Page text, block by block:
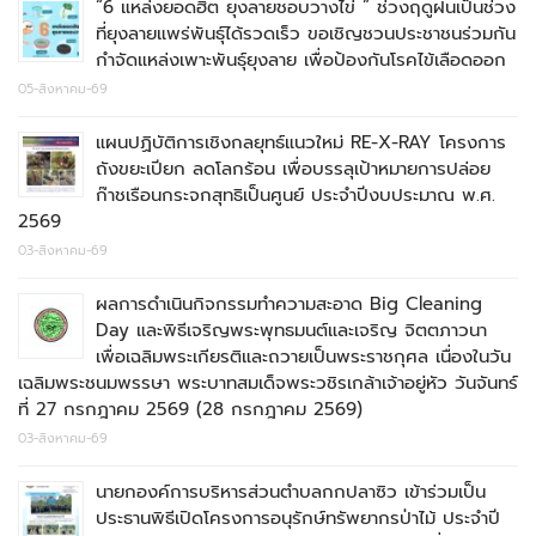
“6 แหล่งยอดฮิต ยุงลายชอบวางไข่ ” ช่วงฤดูฝนเป็นช่วง
ที่ยุงลายแพร่พันธุ์ได้รวดเร็ว ขอเชิญชวนประชาชนร่วมกัน
กำจัดแหล่งเพาะพันธุ์ยุงลาย เพื่อป้องกันโรคไข้เลือดออก
05-สิงหาคม-69
แผนปฏิบัติการเชิงกลยุทธ์แนวใหม่ RE-X-RAY โครงการ
ถังขยะเปียก ลดโลกร้อน เพื่อบรรลุเป้าหมายการปล่อย
ก๊าชเรือนกระจกสุทธิเป็นศูนย์ ประจำปีงบประมาณ พ.ศ.
2569
03-สิงหาคม-69
ผลการดำเนินกิจกรรมทำความสะอาด Big Cleaning
Day และพิธีเจริญพระพุทธมนต์และเจริญ จิตตภาวนา
เพื่อเฉลิมพระเกียรติและถวายเป็นพระราชกุศล เนื่องในวัน
เฉลิมพระชนมพรรษา พระบาทสมเด็จพระวชิรเกล้าเจ้าอยู่หัว วันจันทร์
ที่ 27 กรกฎาคม 2569 (28 กรกฎาคม 2569)
03-สิงหาคม-69
นายกองค์การบริหารส่วนตำบลกกปลาซิว เข้าร่วมเป็น
ประธานพิธีเปิดโครงการอนุรักษ์ทรัพยากรป่าไม้ ประจำปี